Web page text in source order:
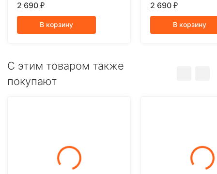
2 690 ₽
В корзину
2 690 ₽
В корзину
C этим товаром также
покупают